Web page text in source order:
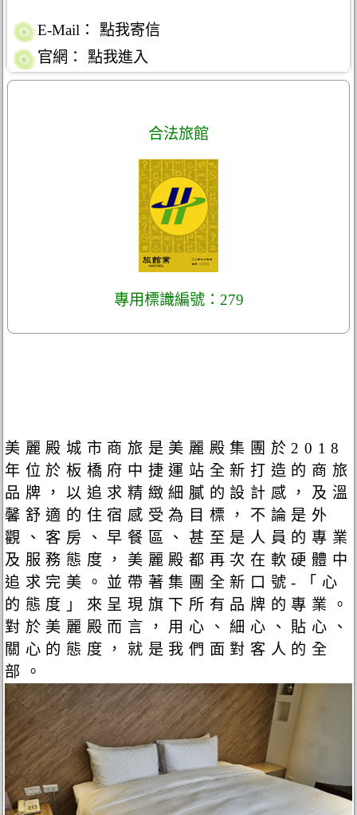
E-Mail：
點我寄信
官網：
點我進入
合法旅館
專用標識編號：279
美麗殿城市商旅是美麗殿集團於2018
年位於板橋府中捷運站全新打造的商旅
品牌，以追求精緻細膩的設計感，及溫
馨舒適的住宿感受為目標，不論是外
觀、客房、早餐區、甚至是人員的專業
及服務態度，美麗殿都再次在軟硬體中
追求完美。並帶著集團全新口號-「心
的態度」來呈現旗下所有品牌的專業。
對於美麗殿而言，用心、細心、貼心、
關心的態度，就是我們面對客人的全
部。